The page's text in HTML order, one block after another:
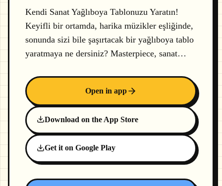
Kendi Sanat Yağlıboya Tablonuzu Yaratın!
Keyifli bir ortamda, harika müzikler eşliğinde,
sonunda sizi bile şaşırtacak bir yağlıboya tablo
yaratmaya ne dersiniz? Masterpiece, sanat…
Open in app
Download on the App Store
Get it on Google Play